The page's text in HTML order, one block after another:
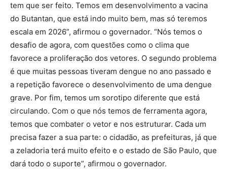
tem que ser feito. Temos em desenvolvimento a vacina
do Butantan, que está indo muito bem, mas só teremos
escala em 2026”, afirmou o governador. “Nós temos o
desafio de agora, com questões como o clima que
favorece a proliferação dos vetores. O segundo problema
é que muitas pessoas tiveram dengue no ano passado e
a repetição favorece o desenvolvimento de uma dengue
grave. Por fim, temos um sorotipo diferente que está
circulando. Com o que nós temos de ferramenta agora,
temos que combater o vetor e nos estruturar. Cada um
precisa fazer a sua parte: o cidadão, as prefeituras, já que
a zeladoria terá muito efeito e o estado de São Paulo, que
dará todo o suporte”, afirmou o governador.